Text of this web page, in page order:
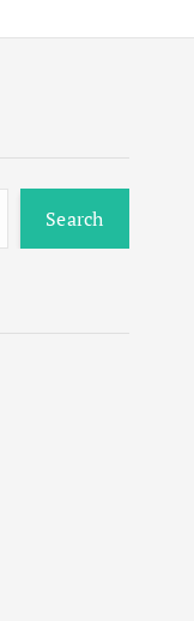
Search